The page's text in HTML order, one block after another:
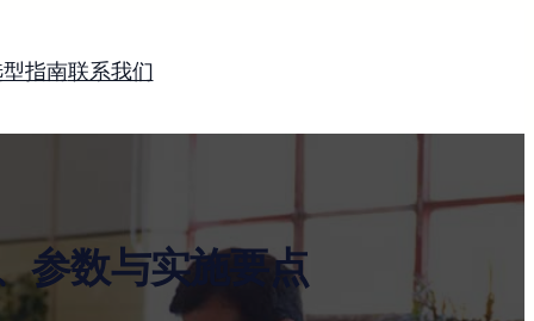
指南联系我们
参数与实施要点